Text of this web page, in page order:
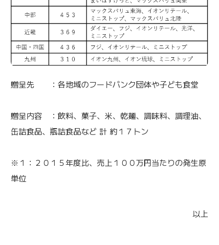
贈呈先 ：各地域のフードバンク団体や子ども食堂
贈呈内容 ：飲料、菓子、米、乾麺、調味料、調理油、
缶詰食品、瓶詰食品など 計 約１７トン
※１：２０１５年度比、売上１００万円当たりの発生原
単位
以上